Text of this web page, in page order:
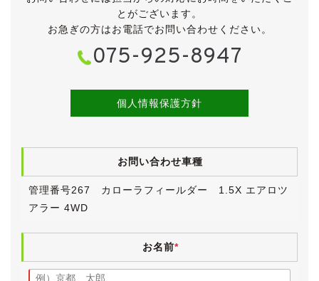
ございますが、大きく目立つものはございません。
年式や走行距離を考えても、きれいな外装です。
ブリヂストン製の17インチアルミホイールには、同じく
BS製のエコピアが履かれています。
タイヤは2018年製とまだ新しく、目分量で７分山程度
いと思います。
ただ、通常使用でどうしても発生してしまう程度の錆は
あるとお考え下さい。
自動車は金属の塊ですので、経年による錆がゼロという
のは難しいと思います。
だければ間違いないと思います。
とがございます。
お急ぎの方はお電話でお問い合わせください。
075-925-8947
個人情報保護方針
お問い合わせ車種
管理番号267 カローラフィールダー 1.5X エアロツ
アラー 4WD
お名前*